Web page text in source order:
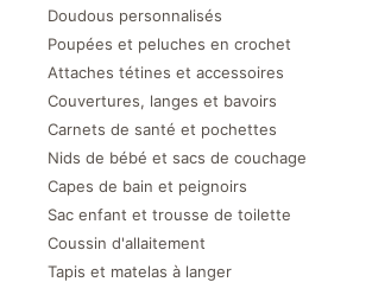
Doudous personnalisés
Poupées et peluches en crochet
Attaches tétines et accessoires
Couvertures, langes et bavoirs
Carnets de santé et pochettes
Nids de bébé et sacs de couchage
Capes de bain et peignoirs
Sac enfant et trousse de toilette
Coussin d'allaitement
Tapis et matelas à langer